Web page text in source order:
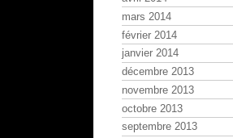
mars 2014
février 2014
janvier 2014
décembre 2013
novembre 2013
octobre 2013
septembre 2013